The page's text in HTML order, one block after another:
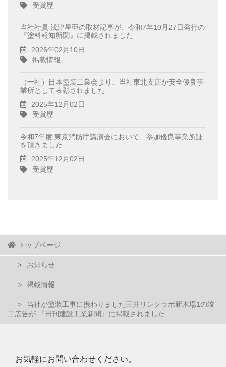
受賞歴
当社社員 浅津星亜の取材記事が、令和7年10月27日発行の
『塗料報知新聞』に掲載されました
2026年02月10日
掲載情報
（一社）日本塗装工業会より、当社東北支店が安全優良事
業所として表彰されました
2025年12月02日
受賞歴
令和7年度 東京消防庁講演会において、参加優良事業所証
を頂きました
2025年12月02日
受賞歴
トップページ
お知らせ
掲載情報
当社が塗装工事に携わりました三井リンクラボ新木場1の竣
工広告が 『日刊建設工業新聞』に掲載されました
お気軽にお問い合わせください。